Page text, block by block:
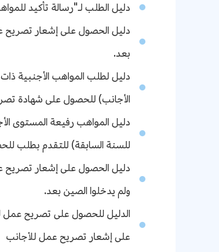
دليل الطلب لـ"رسالة تأكيد
دليل الحصول على إشعار تصريح
بعد.
دليل لطلب المواهب الأجنبية
الأجانب) للحصول على شهادة
دليل المواهب رفيعة المستوى
للسنة السابقة) للتقدم بطلب
دليل الحصول على إشعار تصريح
ولم يدخلوا الصين بعد.
على إشعار تصريح عمل للأجانب